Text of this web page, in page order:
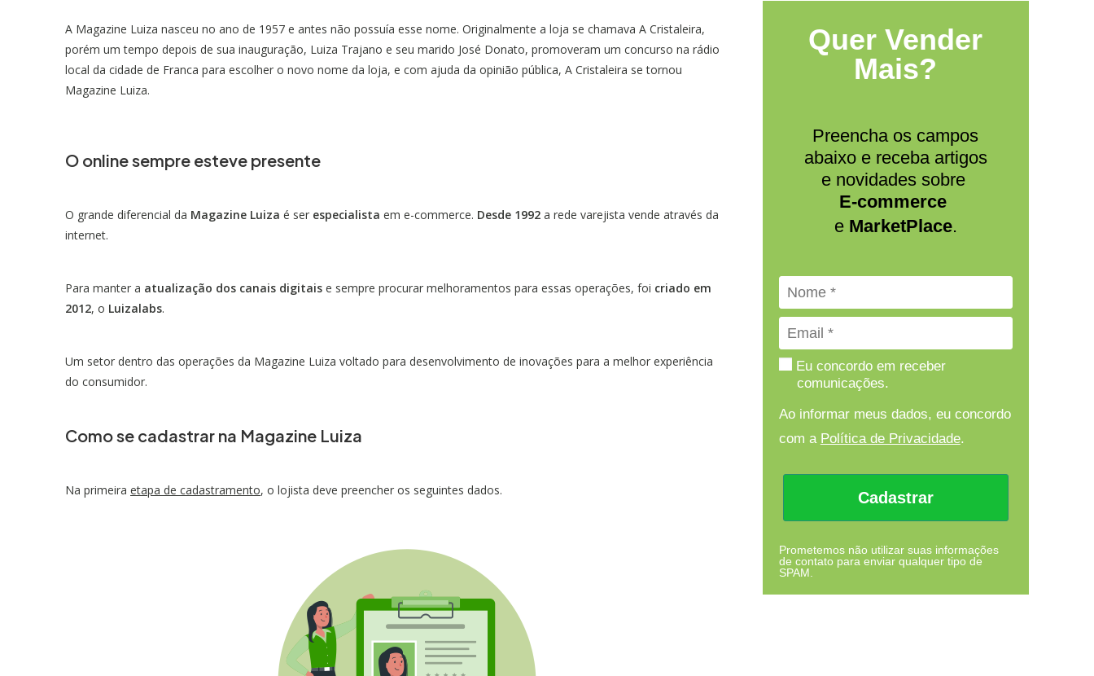
A Magazine Luiza nasceu no ano de 1957 e antes não possuía esse nome. Originalmente a loja se chamava A Cristaleira,
porém um tempo depois de sua inauguração, Luiza Trajano e seu marido José Donato, promoveram um concurso na rádio
local da cidade de Franca para escolher o novo nome da loja, e com ajuda da opinião pública, A Cristaleira se tornou
Magazine Luiza.
O online sempre esteve presente
O grande diferencial da Magazine Luiza é ser especialista em e-commerce. Desde 1992 a rede varejista vende através da
internet.
Para manter a atualização dos canais digitais e sempre procurar melhoramentos para essas operações, foi criado em
2012, o Luizalabs.
Um setor dentro das operações da Magazine Luiza voltado para desenvolvimento de inovações para a melhor experiência
do consumidor.
Como se cadastrar na Magazine Luiza
Na primeira etapa de cadastramento, o lojista deve preencher os seguintes dados.
Quer Vender
Mais?
Preencha os campos
abaixo e receba artigos
e novidades sobre
E-commerce
e MarketPlace.
Eu concordo em receber
comunicações.
Ao informar meus dados, eu concordo
com a Política de Privacidade.
Cadastrar
Prometemos não utilizar suas informações
de contato para enviar qualquer tipo de
SPAM.